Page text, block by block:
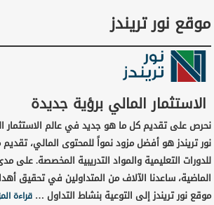
موقع نور تريندز
الاستثمار المالي برؤية جديدة
نحرص على تقديم كل ما هو جديد في عالم الاستثمار
نور تريندز هو أفضل مزود نمواً للمحتوى المالي،
للدورات التعليمية والمواد التدريبية المخصصة. على
الماضية، ساعدنا الآلاف من المتداولين في تحقيق
موقع نور تريندز إلى التوعية بنشاط التداول …قراءة